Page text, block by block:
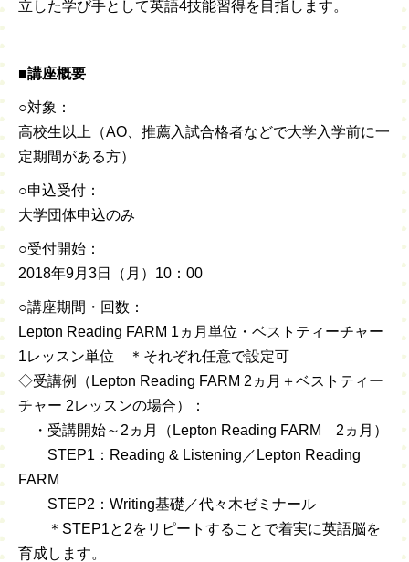
立した学び手として英語4技能習得を目指します。
■講座概要
○対象：
高校生以上（AO、推薦入試合格者などで大学入学前に一
定期間がある方）
○申込受付：
大学団体申込のみ
○受付開始：
2018年9月3日（月）10：00
○講座期間・回数：
Lepton Reading FARM 1ヵ月単位・ベストティーチャー
1レッスン単位 ＊それぞれ任意で設定可
◇受講例（Lepton Reading FARM 2ヵ月＋ベストティー
チャー 2レッスンの場合）：
・受講開始～2ヵ月（Lepton Reading FARM 2ヵ月）
STEP1：Reading & Listening／Lepton Reading
FARM
STEP2：Writing基礎／代々木ゼミナール
＊STEP1と2をリピートすることで着実に英語脳を
育成します。